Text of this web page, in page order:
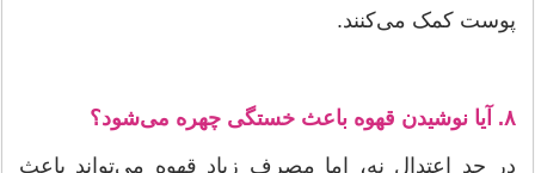
پوست کمک می‌کنند.
۸. آیا نوشیدن قهوه باعث خستگی چهره می‌شود؟
در حد اعتدال نه، اما مصرف زیاد قهوه می‌تواند باعث